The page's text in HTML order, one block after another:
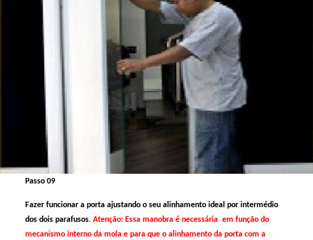
Passo 09
Fazer funcionar a porta ajustando o seu alinhamento ideal por intermédio
dos dois parafusos. Atenção: Essa manobra é necessária em função do
mecanismo interno da mola e para que o alinhamento da porta com a